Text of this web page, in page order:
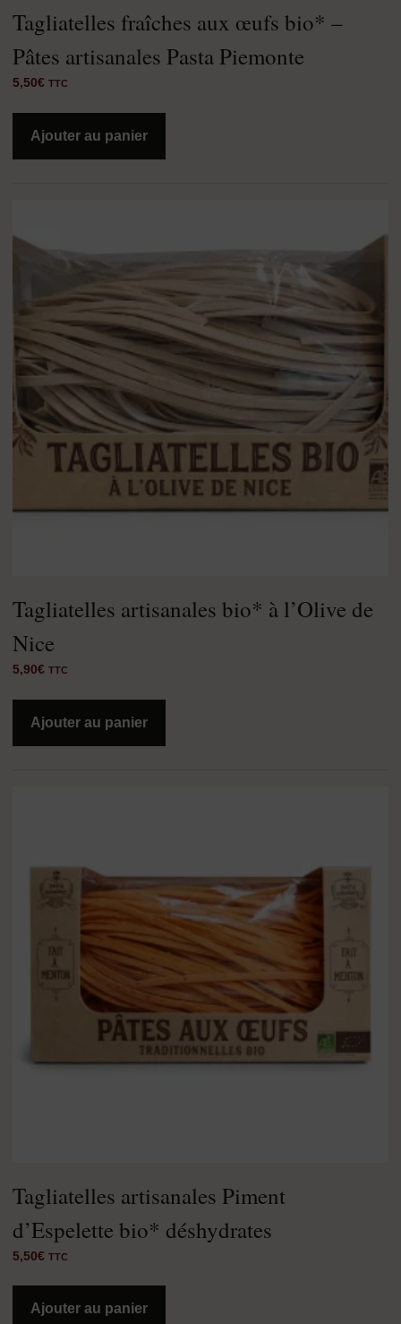
Tagliatelles fraîches aux œufs bio* –
Pâtes artisanales Pasta Piemonte
5,50€ TTC
Ajouter au panier
Tagliatelles artisanales bio* à l’Olive de
Nice
5,90€ TTC
Ajouter au panier
Tagliatelles artisanales Piment
d’Espelette bio* déshydrates
5,50€ TTC
Ajouter au panier